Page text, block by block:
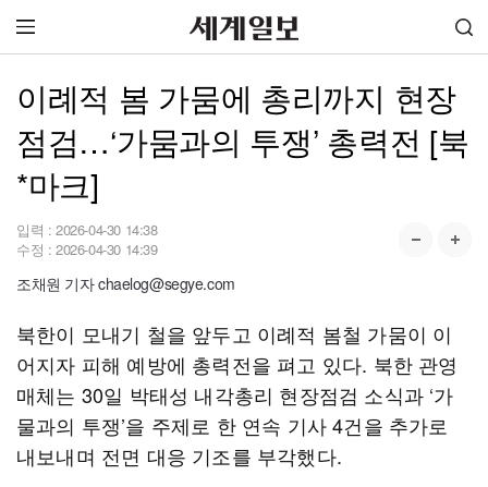
이례적 봄 가뭄에 총리까지 현장
점검…‘가뭄과의 투쟁’ 총력전 [북
*마크]
입력 : 2026-04-30 14:38
수정 : 2026-04-30 14:39
조채원 기자 chaelog@segye.com
북한이 모내기 철을 앞두고 이례적 봄철 가뭄이 이
어지자 피해 예방에 총력전을 펴고 있다. 북한 관영
매체는 30일 박태성 내각총리 현장점검 소식과 ‘가
물과의 투쟁’을 주제로 한 연속 기사 4건을 추가로
내보내며 전면 대응 기조를 부각했다.